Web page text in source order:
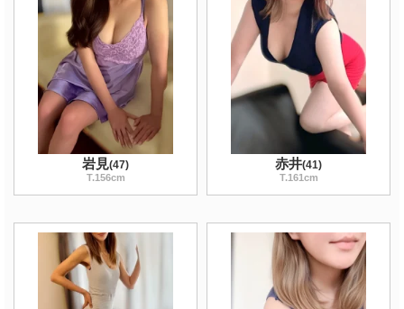
岩見(47)
T.156cm
赤井(41)
T.161cm